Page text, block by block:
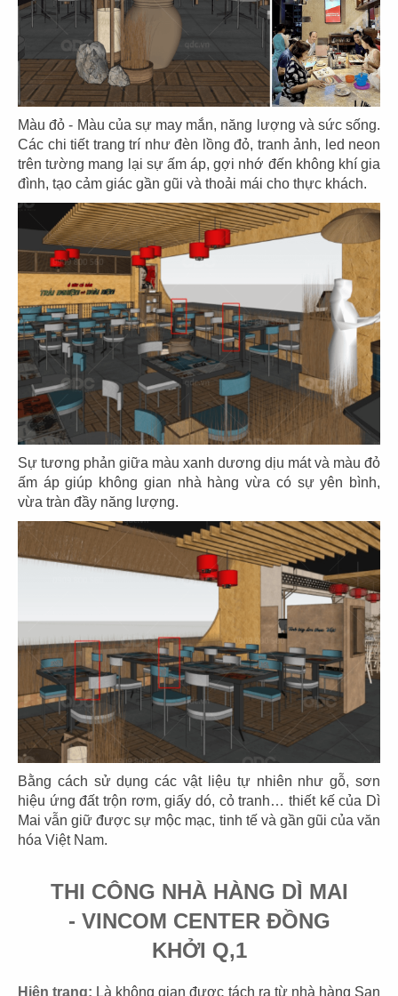
Màu đỏ - Màu của sự may mắn, năng lượng và sức sống.
Các chi tiết trang trí như đèn lồng đỏ, tranh ảnh, led neon
trên tường mang lại sự ấm áp, gợi nhớ đến không khí gia
đình, tạo cảm giác gần gũi và thoải mái cho thực khách.
Sự tương phản giữa màu xanh dương dịu mát và màu đỏ
ấm áp giúp không gian nhà hàng vừa có sự yên bình,
vừa tràn đầy năng lượng.
Bằng cách sử dụng các vật liệu tự nhiên như gỗ, sơn
hiệu ứng đất trộn rơm, giấy dó, cỏ tranh… thiết kế của Dì
Mai vẫn giữ được sự mộc mạc, tinh tế và gần gũi của văn
hóa Việt Nam.
THI CÔNG NHÀ HÀNG DÌ MAI
- VINCOM CENTER ĐỒNG
KHỞI Q,1
Hiện trạng: Là không gian được tách ra từ nhà hàng San
23
HOÀNG TÂM
CN Vinhomes - Q. Bình Thạnh
24
HOÀNG TÂM
CN Nguyễn Cảnh Chân - Q.1
25
EL GAUCHO
CN Phú Mỹ Hưng
26
CN Hikari - Bình Dương
27
EL GAUCHO
CN Xuân Thủy Q.2
28
EL GAUCHO
CN Vincom Long Biên
30
EL GAUCHO
CN Wink Hotel - Đà Nẵng
31
EL GAUCHO
CN Tràng Tiền, Hà Nội
32
EL GAUCHO
CN Hai Bà Trưng - Q.1
CN Đà Nẵng
34
EL GAUCHO
CN Lê Lợi